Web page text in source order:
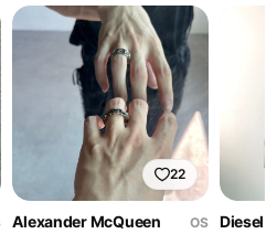
22
Alexander McQueen
OS
Diesel